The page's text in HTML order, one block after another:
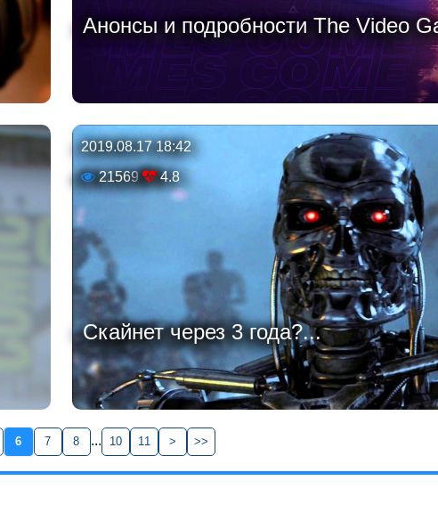
Анонсы и подробности The Video
2019.08.17 18:42
21569
4.8
Скайнет через 3 года?...
6 7 8 ... 10 11 > >>